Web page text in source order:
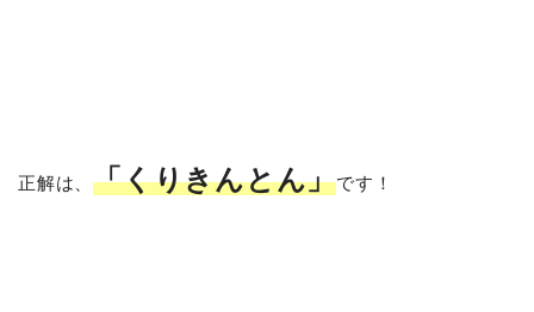
正解は、「くりきんとん」です！